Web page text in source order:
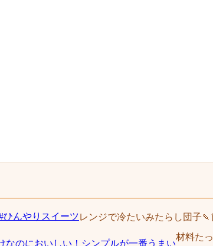
レンジで冷たいみたらし団子
材料た